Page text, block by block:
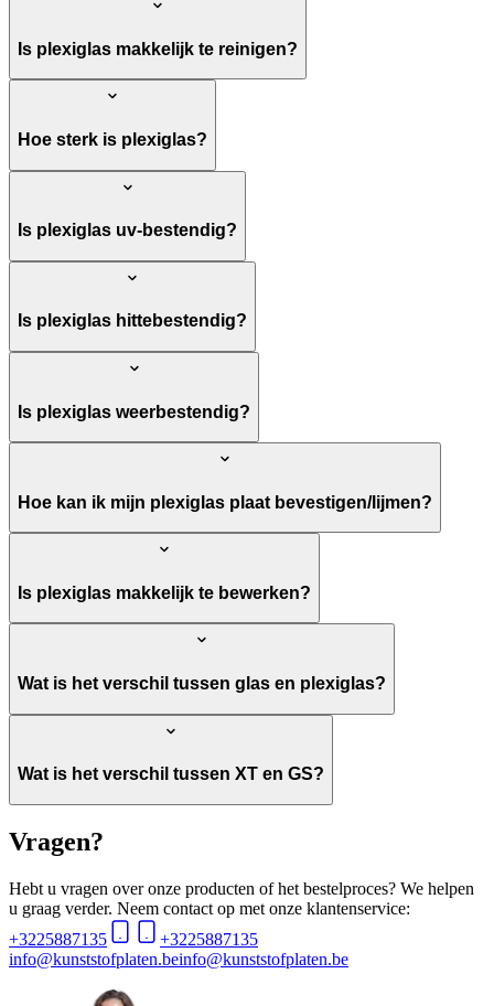
Is plexiglas makkelijk te reinigen?
Hoe sterk is plexiglas?
Is plexiglas uv-bestendig?
Is plexiglas hittebestendig?
Is plexiglas weerbestendig?
Hoe kan ik mijn plexiglas plaat bevestigen/lijmen?
Is plexiglas makkelijk te bewerken?
Wat is het verschil tussen glas en plexiglas?
Wat is het verschil tussen XT en GS?
Vragen?
Hebt u vragen over onze producten of het bestelproces? We helpen
u graag verder. Neem contact op met onze klantenservice:
+3225887135
+3225887135
info@kunststofplaten.beinfo@kunststofplaten.be